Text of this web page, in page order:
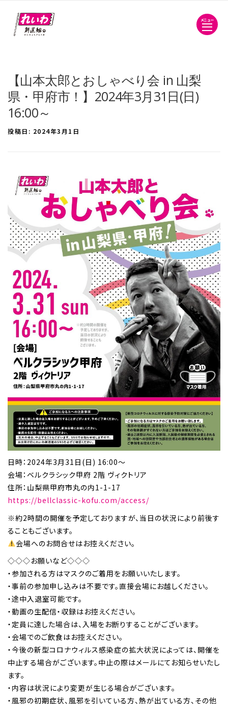
メニュー
【山本太郎とおしゃべり会 in 山梨
県・甲府市！】2024年3月31日(日)
16:00～
投稿日: 2024年3月1日
日時：2024年3月31日(日) 16:00～
会場：ベルクラシック甲府 2階 ヴィクトリア
住所：山梨県甲府市丸の内1-1-17
https://bellclassic-kofu.com/access/
※約2時間の開催を予定しておりますが、当日の状況により前後す
ることもございます。
会場へのお問合せはお控えください。
◇◇◇お願いなど◇◇◇
・参加される方はマスクのご着用をお願いいたします。
・事前の参加申し込みは不要です。直接会場にお越しください。
・途中入退室可能です。
・動画の生配信・収録はお控えください。
・定員に達した場合は、入場をお断りすることがございます。
・会場でのご飲食はお控えください。
・今後の新型コロナウィルス感染症の拡大状況によっては、開催を
中止する場合がございます。中止の際はメールにてお知らせいたし
ます。
・内容は状況により変更が生じる場合がございます。
・風邪の初期症状、風邪を引いている方、熱が出ている方、その他